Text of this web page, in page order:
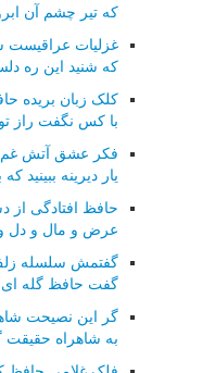
که تیر چشم آن
غزلیات عراقیست
که شنید این ره
کلک زبان بریده
با کس نگفت راز
فکر عشق آتش
یار دیرینه ببینید
حافظ افتادگی
عرض و مال و دل
گفتمش سلسله
گفت حافظ گله ای
گر این نصیحت
به شاهراه حقیقت